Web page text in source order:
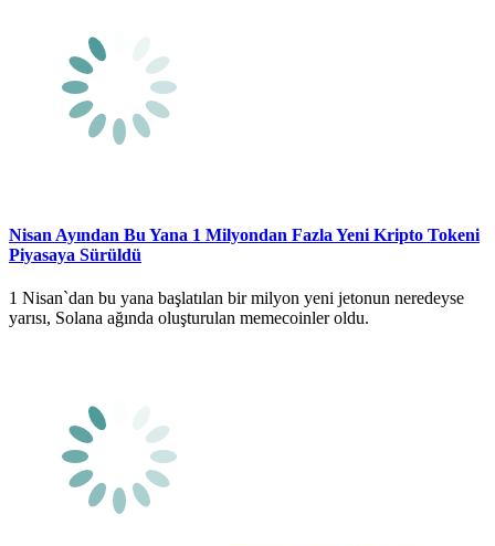
Nisan Ayından Bu Yana 1 Milyondan Fazla Yeni Kripto Tokeni
Piyasaya Sürüldü
1 Nisan`dan bu yana başlatılan bir milyon yeni jetonun neredeyse
yarısı, Solana ağında oluşturulan memecoinler oldu.